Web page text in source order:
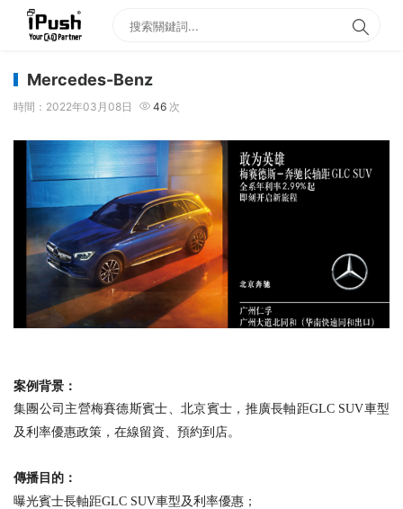
Mercedes-Benz
時間：2022年03月08日 46 次
案例背景：
集團公司主營梅賽德斯賓士、北京賓士 ，推廣長軸距GLC SUV車型
及利率優惠政策，在線留資、預約到店。
傳播目的：
曝光賓士長軸距GLC SUV車型及利率優惠；